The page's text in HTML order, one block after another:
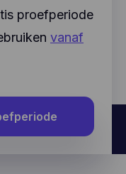
proefperiode
vanaf